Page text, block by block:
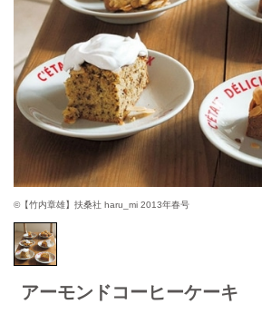
©【竹内章雄】扶桑社 haru_mi 2013年春号
アーモンドコーヒーケーキ